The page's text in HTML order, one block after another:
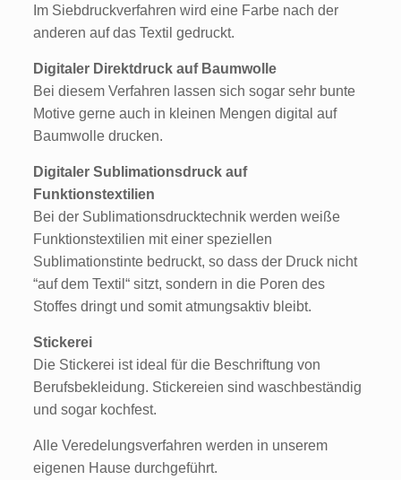
Im Siebdruckverfahren wird eine Farbe nach der
anderen auf das Textil gedruckt.
Digitaler Direktdruck auf Baumwolle
Bei diesem Verfahren lassen sich sogar sehr bunte
Motive gerne auch in kleinen Mengen digital auf
Baumwolle drucken.
Digitaler Sublimationsdruck auf
Funktionstextilien
Bei der Sublimationsdrucktechnik werden weiße
Funktionstextilien mit einer speziellen
Sublimationstinte bedruckt, so dass der Druck nicht
“auf dem Textil“ sitzt, sondern in die Poren des
Stoffes dringt und somit atmungsaktiv bleibt.
Stickerei
Die Stickerei ist ideal für die Beschriftung von
Berufsbekleidung. Stickereien sind waschbeständig
und sogar kochfest.
Alle Veredelungsverfahren werden in unserem
eigenen Hause durchgeführt.